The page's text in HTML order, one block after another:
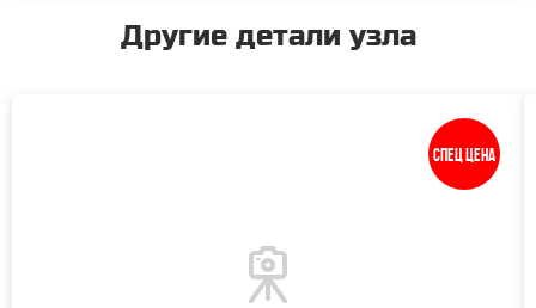
Другие детали узла
Спец цена